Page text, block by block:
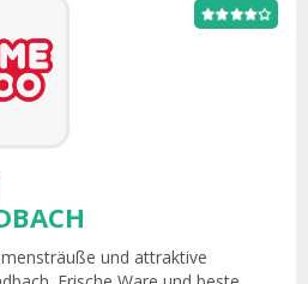
und attraktive